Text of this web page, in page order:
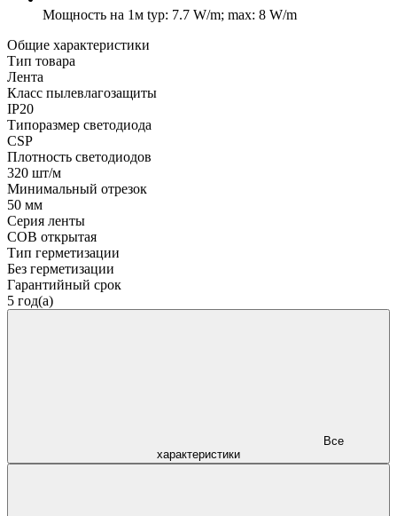
Мощность на 1м typ: 7.7 W/m; max: 8 W/m
Общие характеристики
Тип товара
Лента
Класс пылевлагозащиты
IP20
Типоразмер светодиода
CSP
Плотность светодиодов
320 шт/м
Минимальный отрезок
50 мм
Серия ленты
COB открытая
Тип герметизации
Без герметизации
Гарантийный срок
5 год(а)
характеристики